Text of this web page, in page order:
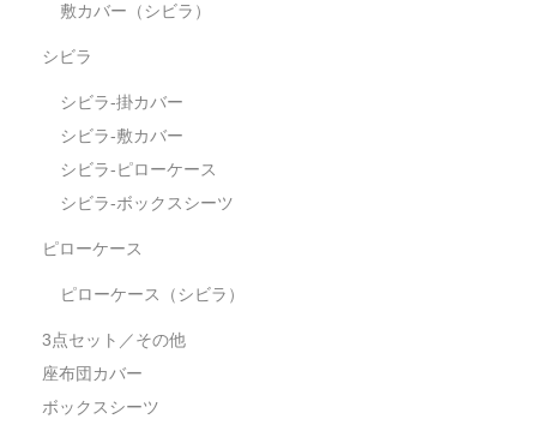
敷カバー（シビラ）
シビラ
シビラ-掛カバー
シビラ-敷カバー
シビラ-ピローケース
シビラ-ボックスシーツ
ピローケース
ピローケース（シビラ）
3点セット／その他
座布団カバー
ボックスシーツ